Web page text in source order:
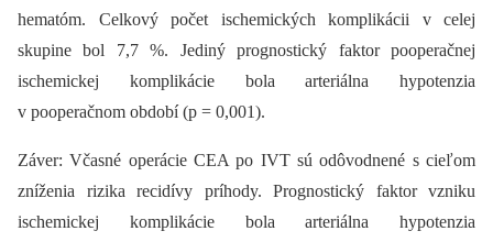
hematóm. Celkový počet ischemických komplikácii v celej
skupine bol 7,7 %. Jediný prognostický faktor pooperačnej
ischemickej komplikácie bola arteriálna hypotenzia
v pooperačnom období (p = 0,001).
Záver: Včasné operácie CEA po IVT sú odôvodnené s cieľom
zníženia rizika recidívy príhody. Prognostický faktor vzniku
ischemickej komplikácie bola arteriálna hypotenzia